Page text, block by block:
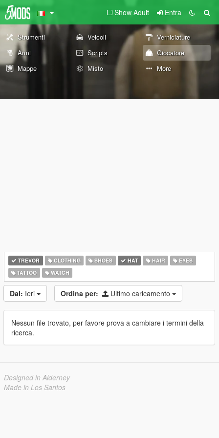
Show Adult Entra
Strumenti Veicoli
Verniciature
Armi
Scripts
Giocatore
Mappe
Misto More
TREVOR CLOTHING SHOES HAT HAIR
EYES
TATTOO
WATCH
Dal: Ieri Ordina per: Ultimo caricamento
Nessun file trovato, per favore prova a cambiare i termini della
ricerca.
Designed in Alderney
Made in Los Santos